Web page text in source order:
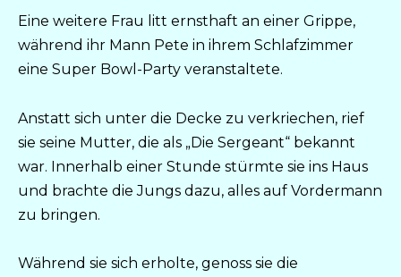
Eine weitere Frau litt ernsthaft an einer Grippe,
während ihr Mann Pete in ihrem Schlafzimmer
eine Super Bowl-Party veranstaltete.
Anstatt sich unter die Decke zu verkriechen, rief
sie seine Mutter, die als „Die Sergeant“ bekannt
war. Innerhalb einer Stunde stürmte sie ins Haus
und brachte die Jungs dazu, alles auf Vordermann
zu bringen.
Während sie sich erholte, genoss sie die